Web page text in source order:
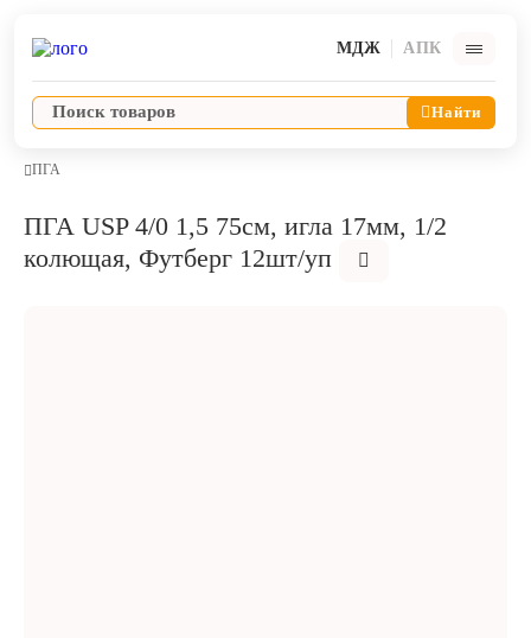
МДЖ АПК
Найти
Ветпрепараты
ПГА
ПГА USP 4/0 1,5 75см, игла 17мм, 1/2
колющая, Футберг 12шт/уп